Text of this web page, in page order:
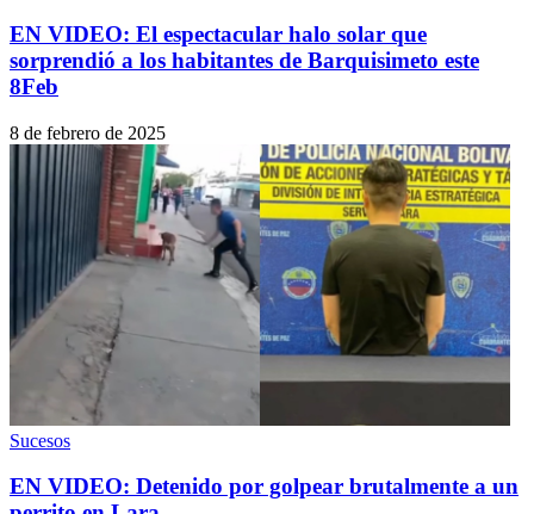
EN VIDEO: El espectacular halo solar que
sorprendió a los habitantes de Barquisimeto este
8Feb
8 de febrero de 2025
Sucesos
EN VIDEO: Detenido por golpear brutalmente a un